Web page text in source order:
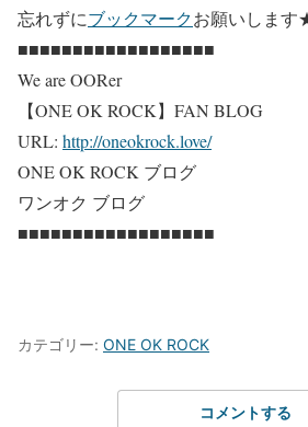
忘れずにブックマークお願いしま
■■■■■■■■■■■■■■■■■■
We are OORer
【ONE OK ROCK】FAN BLOG
URL: http://oneokrock.love/
ONE OK ROCK ブログ
ワンオク ブログ
■■■■■■■■■■■■■■■■■■
カテゴリー: ONE OK ROCK
コメントする